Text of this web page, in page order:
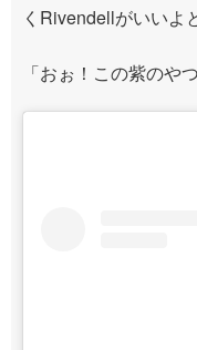
くRivendellがいいよ
「おぉ！この紫のや